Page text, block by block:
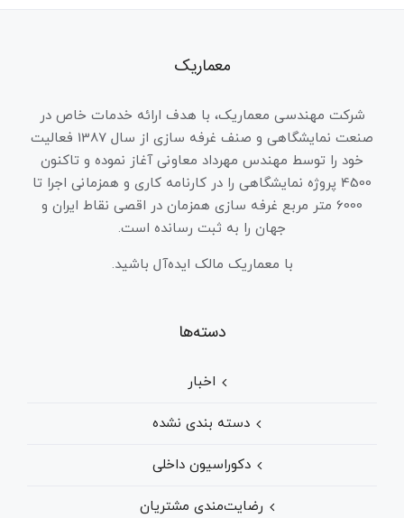
معماریک
شرکت مهندسی معماریک، با هدف ارائه خدمات خاص در
صنعت نمایشگاهی و صنف غرفه سازی از سال 1387 فعالیت
خود را توسط مهندس مهرداد معاونی آغاز نموده و تاکنون
4500 پروژه نمایشگاهی را در کارنامه کاری و همزمانی اجرا تا
6000 متر مربع غرفه سازی همزمان در اقصی نقاط ایران و
جهان را به ثبت رسانده است.
با معماریک مالک ایده‌آل باشید.
دسته‌ها
اخبار
دسته بندی نشده
دکوراسیون داخلی
رضایت‌مندی مشتریان